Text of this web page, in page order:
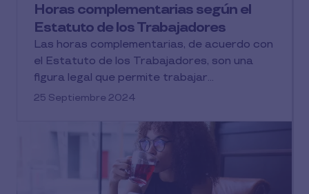
Horas complementarias según el
Estatuto de los Trabajadores
Las horas complementarias, de acuerdo con
el Estatuto de los Trabajadores, son una
figura legal que permite trabajar...
25 Septiembre 2024